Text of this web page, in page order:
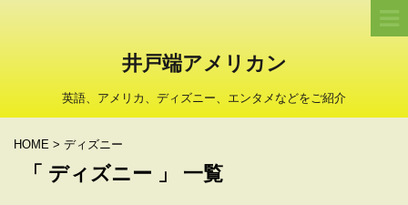
井戸端アメリカン
英語、アメリカ、ディズニー、エンタメなどをご紹介
HOME > ディズニー
「 ディズニー 」 一覧